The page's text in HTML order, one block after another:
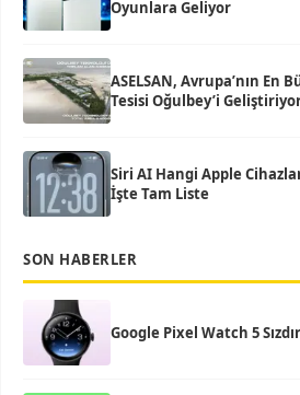
Oyunlara Geliyor
ASELSAN, Avrupa’nın En
Tesisi Oğulbey’i
Siri AI Hangi Apple
İşte Tam Liste
SON HABERLER
Google Pixel Watch 5